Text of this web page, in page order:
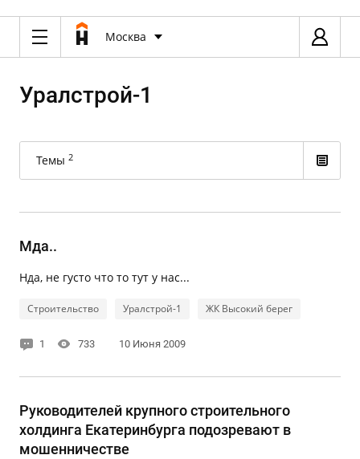
Москва
Уралстрой-1
Темы 2
Мда..
Нда, не густо что то тут у нас...
Строительство Уралстрой-1 ЖК Высокий берег
1 733 10 Июня 2009
Руководителей крупного строительного
холдинга Екатеринбурга подозревают в
мошенничестве